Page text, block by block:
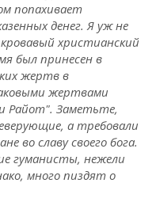
попахивает
денег. Я уж не
христианский
был принесен в
жертв в
жертвами
Райот". Заметьте,
а требовали
во славу своего бога.
гуманисты, нежели
много пиздят о